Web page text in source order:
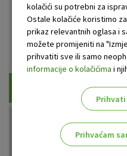
Bankomat
Prikaži samo
kolačići su potrebni za
Ostale kolačiće koristimo
prikaz relevantnih oglasa i
možete promijeniti na
prihvatiti sve ili samo
informacije o kolačićima i
Prihvati
Prihvaćam